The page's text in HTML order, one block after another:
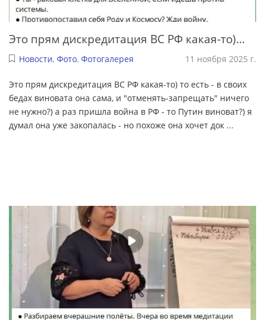
Это прям дискредитация ВС РФ какая-то)...
Новости, Фото, Фотогалерея 11 ноября 2025 г.
Это прям дискредитация ВС РФ какая-то) то есть - в своих
бедах виновата она сама, и "отменять-запрещать" ничего
не нужно?) а раз пришла война в РФ - то Путин виноват?) я
думал она уже закопалась - но похоже она хочет док ...